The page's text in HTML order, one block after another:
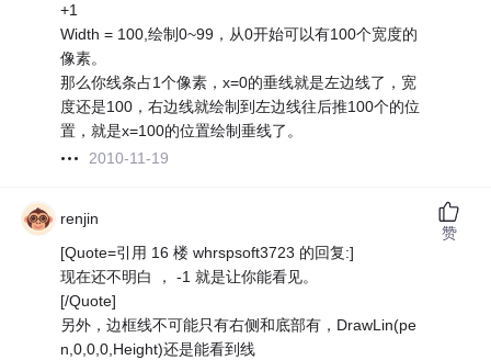
+1
Width = 100,绘制0~99，从0开始可以有100个宽度的
像素。
那么你线条占1个像素，x=0的垂线就是左边线了，宽
度还是100，右边线就绘制到左边线往后推100个的位
置，就是x=100的位置绘制垂线了。
2010-11-19
renjin
[Quote=引用 16 楼 whrspsoft3723 的回复:]
现在还不明白 ， -1 就是让你能看见。
[/Quote]
另外，边框线不可能只有右侧和底部有，DrawLin(pe
n,0,0,0,Height)还是能看到线
赞